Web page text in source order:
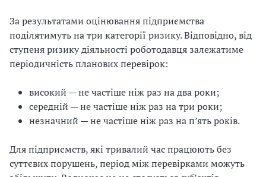
За результатами оцінювання підприємства
поділятимуть на три категорії ризику. Відповідно, від
ступеня ризику діяльності роботодавця залежатиме
періодичність планових перевірок:
високий — не частіше ніж раз на два роки;
середній — не частіше ніж раз на три роки;
незначний — не частіше ніж раз на п’ять років.
Для підприємств, які тривалий час працюють без
суттєвих порушень, період між перевірками можуть